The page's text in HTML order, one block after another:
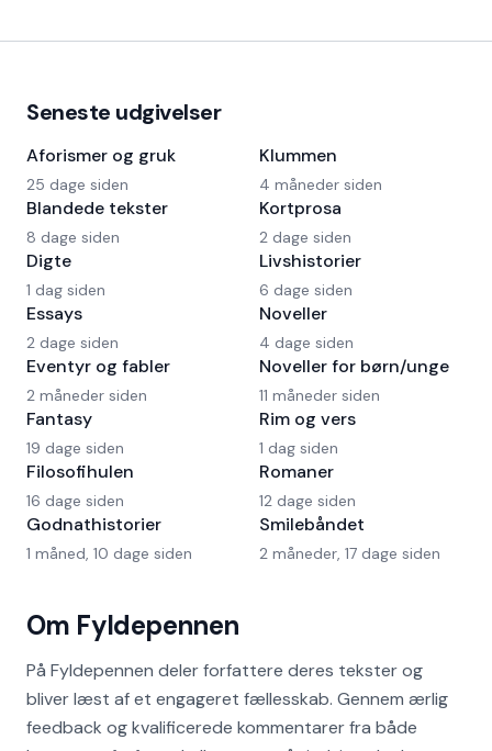
Om Fyldepennen
På Fyldepennen deler forfattere deres tekster og
bliver læst af et engageret fællesskab. Gennem ærlig
feedback og kvalificerede kommentarer fra både
Seneste udgivelser
Aforismer og gruk
25 dage siden
Blandede tekster
8 dage siden
Digte
1 dag siden
Essays
2 dage siden
Eventyr og fabler
2 måneder siden
Fantasy
19 dage siden
Filosofihulen
16 dage siden
Godnathistorier
1 måned, 10 dage siden
Klummen
4 måneder siden
Kortprosa
2 dage siden
Livshistorier
6 dage siden
Noveller
4 dage siden
Noveller for børn/unge
11 måneder siden
Rim og vers
1 dag siden
Romaner
12 dage siden
Smilebåndet
2 måneder, 17 dage siden